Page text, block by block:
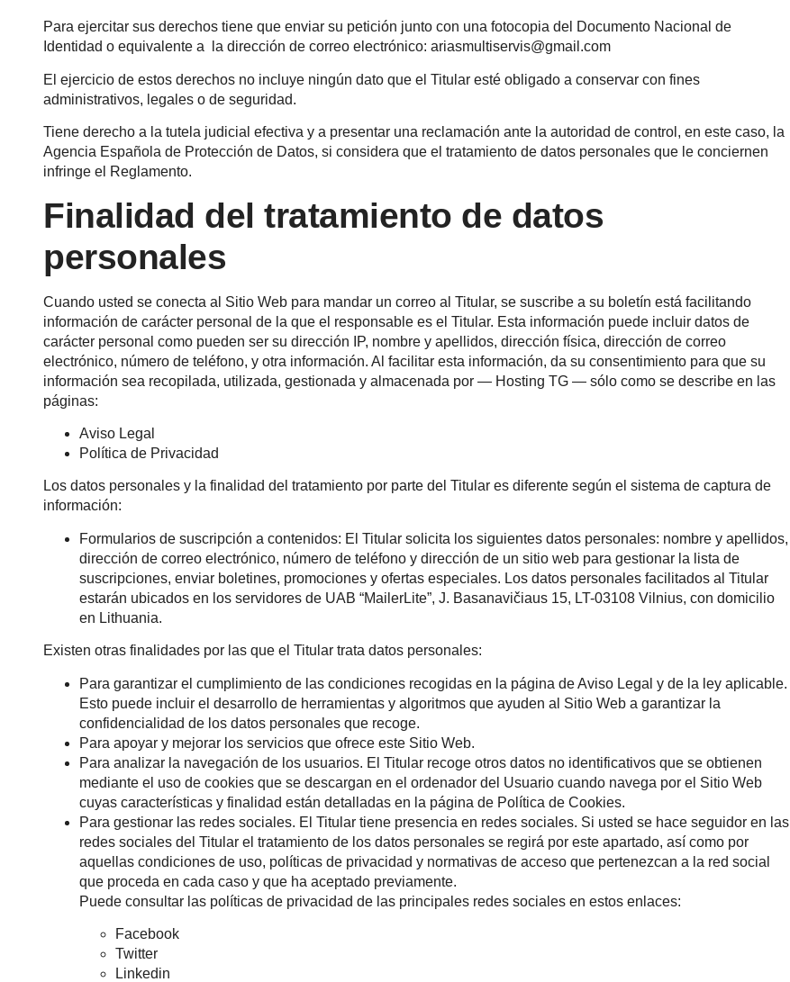
Para ejercitar sus derechos tiene que enviar su petición junto con una fotocopia del Documento Nacional de
Identidad o equivalente a la dirección de correo electrónico: ariasmultiservis@gmail.com
El ejercicio de estos derechos no incluye ningún dato que el Titular esté obligado a conservar con fines
administrativos, legales o de seguridad.
Tiene derecho a la tutela judicial efectiva y a presentar una reclamación ante la autoridad de control, en este caso, la
Agencia Española de Protección de Datos, si considera que el tratamiento de datos personales que le conciernen
infringe el Reglamento.
Finalidad del tratamiento de datos
personales
Cuando usted se conecta al Sitio Web para mandar un correo al Titular, se suscribe a su boletín está facilitando
información de carácter personal de la que el responsable es el Titular. Esta información puede incluir datos de
carácter personal como pueden ser su dirección IP, nombre y apellidos, dirección física, dirección de correo
electrónico, número de teléfono, y otra información. Al facilitar esta información, da su consentimiento para que su
información sea recopilada, utilizada, gestionada y almacenada por — Hosting TG — sólo como se describe en las
páginas:
Aviso Legal
Política de Privacidad
Los datos personales y la finalidad del tratamiento por parte del Titular es diferente según el sistema de captura de
información:
Formularios de suscripción a contenidos: El Titular solicita los siguientes datos personales: nombre y apellidos,
dirección de correo electrónico, número de teléfono y dirección de un sitio web para gestionar la lista de
suscripciones, enviar boletines, promociones y ofertas especiales. Los datos personales facilitados al Titular
estarán ubicados en los servidores de UAB “MailerLite”, J. Basanavičiaus 15, LT-03108 Vilnius, con domicilio
en Lithuania.
Existen otras finalidades por las que el Titular trata datos personales:
Para garantizar el cumplimiento de las condiciones recogidas en la página de Aviso Legal y de la ley aplicable.
Esto puede incluir el desarrollo de herramientas y algoritmos que ayuden al Sitio Web a garantizar la
confidencialidad de los datos personales que recoge.
Para apoyar y mejorar los servicios que ofrece este Sitio Web.
Para analizar la navegación de los usuarios. El Titular recoge otros datos no identificativos que se obtienen
mediante el uso de cookies que se descargan en el ordenador del Usuario cuando navega por el Sitio Web
cuyas características y finalidad están detalladas en la página de Política de Cookies.
Para gestionar las redes sociales. El Titular tiene presencia en redes sociales. Si usted se hace seguidor en las
redes sociales del Titular el tratamiento de los datos personales se regirá por este apartado, así como por
aquellas condiciones de uso, políticas de privacidad y normativas de acceso que pertenezcan a la red social
que proceda en cada caso y que ha aceptado previamente.
Puede consultar las políticas de privacidad de las principales redes sociales en estos enlaces:
Facebook
Twitter
Linkedin